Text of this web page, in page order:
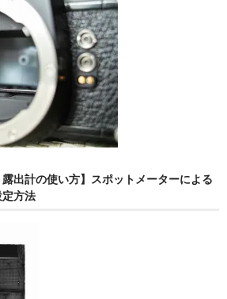
露出計の使い方】スポットメーターによる
方法